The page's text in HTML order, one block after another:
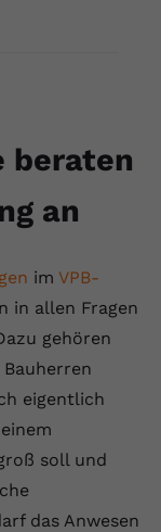
beraten
an
im VPB-
in allen Fragen
gehören
eigentlich
soll und
das Anwesen